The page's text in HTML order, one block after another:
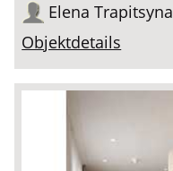
Elena Trapitsyna
Objektdetails